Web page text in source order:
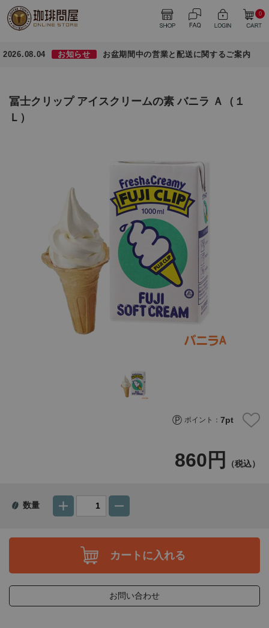
0
2026.08.04 お知らせ お盆期間中の営業と配送に関するご案内
冨士クリップ アイスクリームの素 バニラ Ａ（１
Ｌ）
ポイント：7pt
860円 （税込）
数量
カートに入れる
お問い合わせ